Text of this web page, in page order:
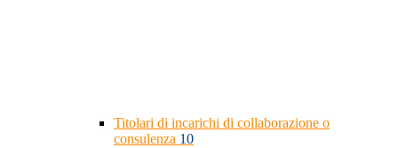
Titolari di incarichi di collaborazione o
consulenza 10